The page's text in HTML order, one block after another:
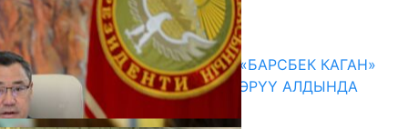
ЗОМБУЛУКТАН КОРГОО
07.08.2026
КЫРГЫЗ ТАРЫХЫ ТАСМАДА: «БАРСБЕК КАГАН»
КӨРКӨМ ТАСМАСЫ ЖАРЫК КӨРҮҮ АЛДЫНДА
07.08.2026